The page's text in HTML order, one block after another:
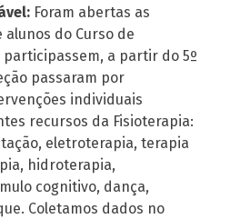
Foram abertas as
do Curso de
participassem, a partir do 5º
passaram por
individuais
recursos da Fisioterapia:
eletroterapia, terapia
hidroterapia,
cognitivo, dança,
Coletamos dados no